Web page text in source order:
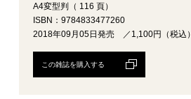
A4変型判（ 116 頁）
ISBN：9784833477260
2018年09月05日発売 ／1,100円（税込）
この雑誌を購入する